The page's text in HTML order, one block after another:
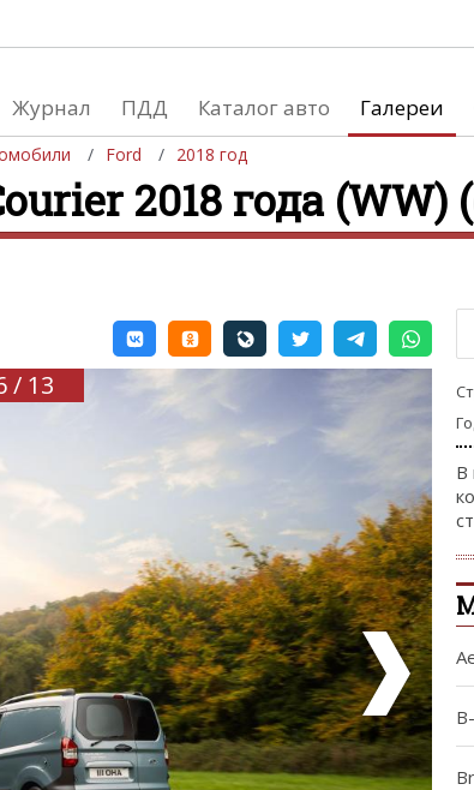
Журнал ПДД Каталог авто Галереи
Ford 2018 год
2018 года (WW)
автомобили
Автосалоны
Список мировых автосалонов
/ 13
В